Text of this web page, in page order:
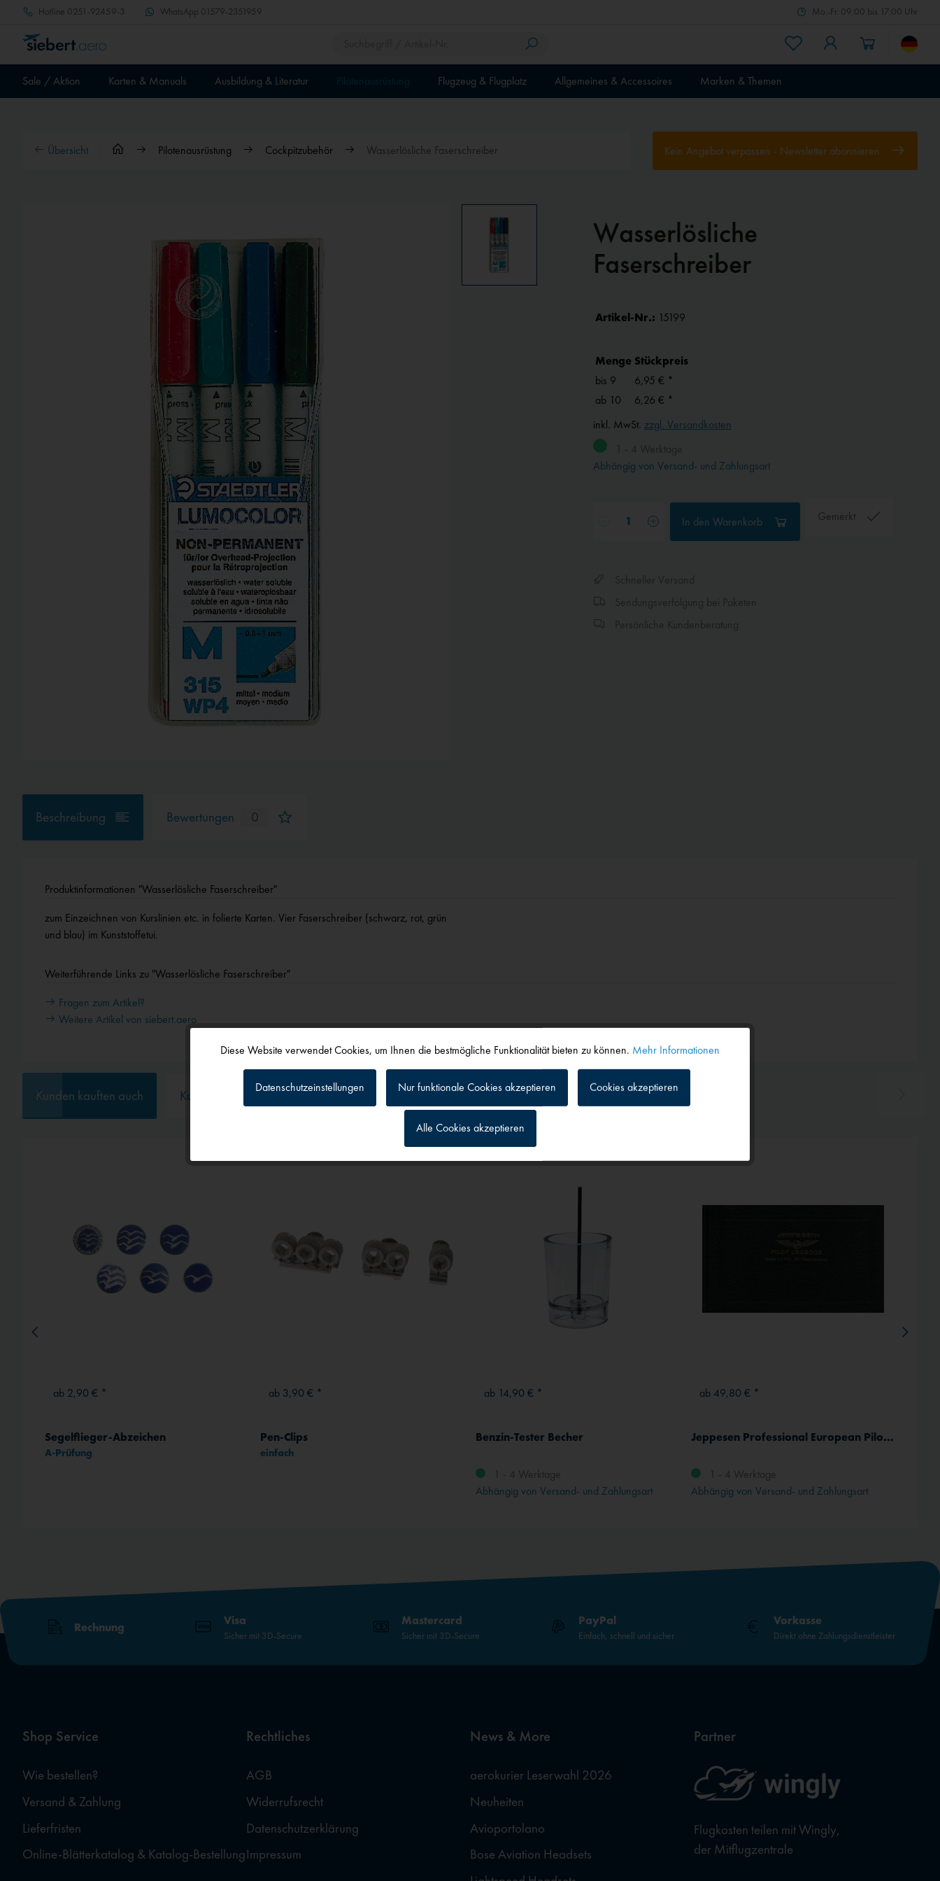
Hotline 0251-92459-3 WhatsApp 01579-2351959 Mo.-Fr. 09:00 bis 17:00 Uhr
Sale / Aktion Karten & Manuals Ausbildung & Literatur Flugzeug & Flugplatz Allgemeines & Accessoires Marken & Themen
Übersicht Pilotenausrüstung Cockpitzubehör Wasserlösliche Faserschreiber Kein Angebot verpassen - Newsletter abonnieren
Wasserlösliche
Faserschreiber
Artikel-Nr.: 15199
Menge Stückpreis
bis 9
6,95 € *
ab 10
6,26 € *
inkl. MwSt. zzgl. Versandkosten
Abhängig von Versand- und Zahlungsart
In den Warenkorb Gemerkt
Beschreibung Bewertungen 0
Produktinformationen "Wasserlösliche Faserschreiber"
zum Einzeichnen von Kurslinien etc. in folierte Karten. Vier Faserschreiber (schwarz, rot, grün
und blau) im Kunststoffetui.
Weiterführende Links zu "Wasserlösliche Faserschreiber"
Fragen zum Artikel?
Weitere Artikel von siebert.aero
Kunden kauften auch Kunden haben sich ebenfalls angesehen
ab 2,90 € *
Segelflieger-Abzeichen
A-Prüfung
ab 3,90 € *
Pen-Clips
einfach
ab 14,90 € *
Benzin-Tester Becher
1 - 4 Werktage
Abhängig von Versand- und Zahlungsart
ab 49,80 € *
Jeppesen Professional European Pilot Logbook
1 - 4 Werktage
Abhängig von Versand- und Zahlungsart
Rechnung Visa
Sicher mit 3D-Secure
Mastercard
Sicher mit 3D-Secure
PayPal
Einfach, schnell und sicher
Vorkasse
Direkt ohne Zahlungsdienstleister
Shop Service
Wie bestellen?
Versand & Zahlung
Lieferfristen
Online-Blätterkatalog & Katalog-Bestellung
Rechtliches
AGB
Widerrufsrecht
Datenschutzerklärung
Impressum
News & More
aerokurier Leserwahl 2026
Neuheiten
Avioportolano
Bose Aviation Headsets
Partner
Flugkosten teilen mit Wingly,
der Mitflugzentrale
Tracking Inaktiv
Externe Medien
Diese Website verwendet Cookies, um Ihnen die bestmögliche Funktionalität bieten zu können. Mehr Informationen
Datenschutzeinstellungen Nur funktionale Cookies akzeptieren Cookies akzeptieren
Alle Cookies akzeptieren